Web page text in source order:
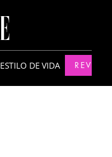
ESTILO DE VIDA